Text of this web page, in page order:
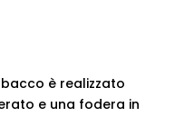
è realizzato
e una fodera in